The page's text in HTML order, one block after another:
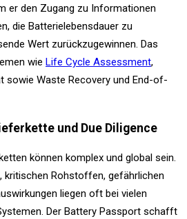
er den Zugang zu Informationen
die Batterielebensdauer zu
Wert zurückzugewinnen. Das
wie Life Cycle Assessment,
sowie Waste Recovery und End-of-
und Due Diligence
können komplex und global sein.
kritischen Rohstoffen, gefährlichen
liegen oft bei vielen
Der Battery Passport schafft